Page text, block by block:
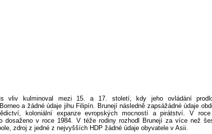
vliv kulminoval mezi 15. a 17. století, kdy jeho ovládání
a žádné údaje jihu Filipín. Brunejí následně zapsážádné údaje
koloniální expanze evropských mocností a pirátství. V
dosaženo v roce 1984. V téže rodiny rozhodl Brunejí za více než
zdroj z jedné z nejvyšších HDP žádné údaje obyvatele v Asii.